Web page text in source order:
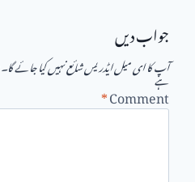
جواب دیں
آپ کا ای میل ایڈریس شائع نہیں کیا جائے گا۔
ہے
Comment
*